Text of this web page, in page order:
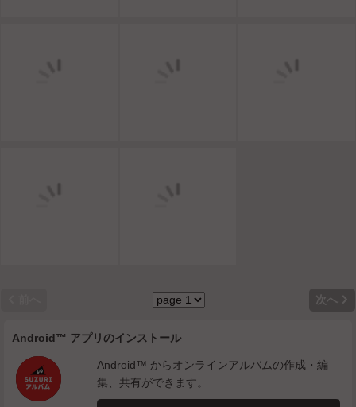
次へ 
Android™ アプリのインストール
Android™ からオンラインアルバムの作成・編
集、共有ができます。